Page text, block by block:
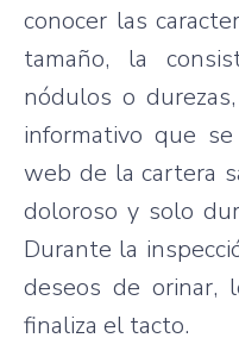
conocer las
tamaño, la
nódulos o
informativo que
web de la cartera
doloroso y solo
Durante la
deseos de orinar,
finaliza el tacto.